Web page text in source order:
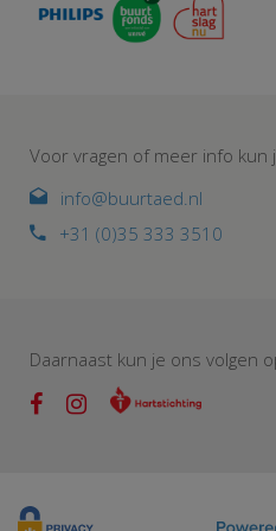
Voor vragen of meer info kun
info@buurtaed.nl
+31 (0)35 333 3510
Daarnaast kun je ons volgen